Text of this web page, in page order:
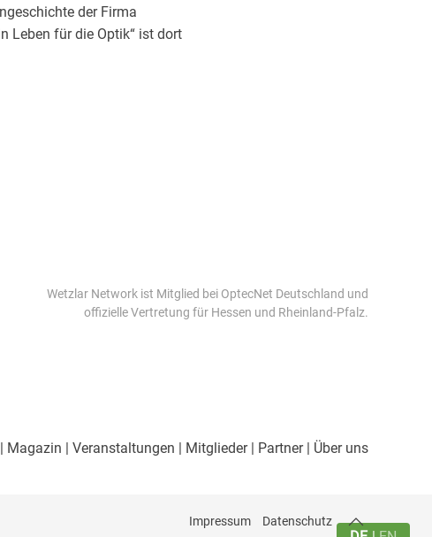
der Firma
Leben für die Optik“ ist dort
Wetzlar Network ist Mitglied bei OptecNet Deutschland und
offizielle Vertretung für Hessen und Rheinland-Pfalz.
| Magazin | Veranstaltungen | Mitglieder| Partner| Über uns
Impressum Datenschutz